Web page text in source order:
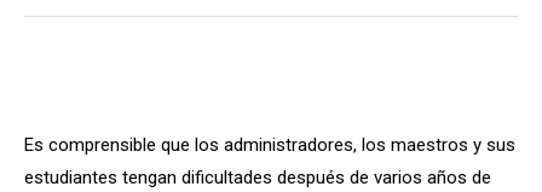
Es comprensible que los administradores, los maestros y sus
estudiantes tengan dificultades después de varios años de